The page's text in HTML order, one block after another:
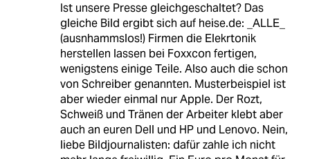
Ist unsere Presse gleichgeschaltet? Das
gleiche Bild ergibt sich auf heise.de: _ALLE_
(ausnhammslos!) Firmen die Elekrtonik
herstellen lassen bei Foxxcon fertigen,
wenigstens einige Teile. Also auch die schon
von Schreiber genannten. Musterbeispiel ist
aber wieder einmal nur Apple. Der Rozt,
Schweiß und Tränen der Arbeiter klebt aber
auch an euren Dell und HP und Lenovo. Nein,
liebe Bildjournalisten: dafür zahle ich nicht